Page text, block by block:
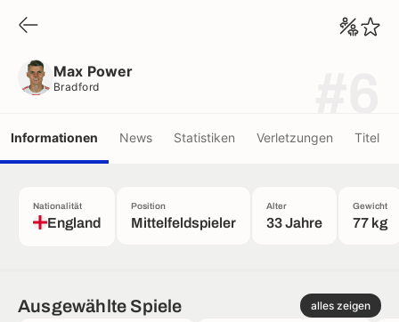
Max Power
Bradford
Informationen News Statistiken Verletzungen Titel
Nationalität
England
Position
Mittelfeldspieler
Alter
33 Jahre
Gewicht
77 kg
Ausgewählte Spiele alles zeigen